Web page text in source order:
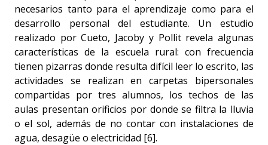
necesarios tanto para el aprendizaje como para el
desarrollo personal del estudiante. Un estudio
realizado por Cueto, Jacoby y Pollit revela algunas
características de la escuela rural: con frecuencia
tienen pizarras donde resulta difícil leer lo escrito, las
actividades se realizan en carpetas bipersonales
compartidas por tres alumnos, los techos de las
aulas presentan orificios por donde se filtra la lluvia
o el sol, además de no contar con instalaciones de
agua, desagüe o electricidad [6].